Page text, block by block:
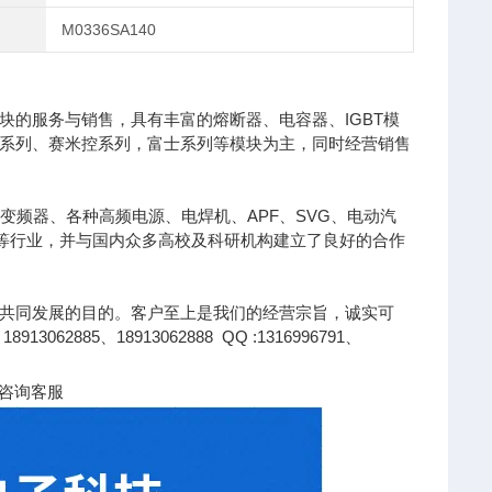
M0336SA140
的服务与销售，具有丰富的熔断器、电容器、IGBT模
列、赛米控系列，富士系列等模块为主，同时经营销售
频器、各种高频电源、电焊机、APF、SVG、电动汽
业，并与国内众多高校及科研机构建立了良好的合作
同发展的目的。客户至上是我们的经营宗旨，诚实可
、18913062888 QQ :1316996791、
询客服